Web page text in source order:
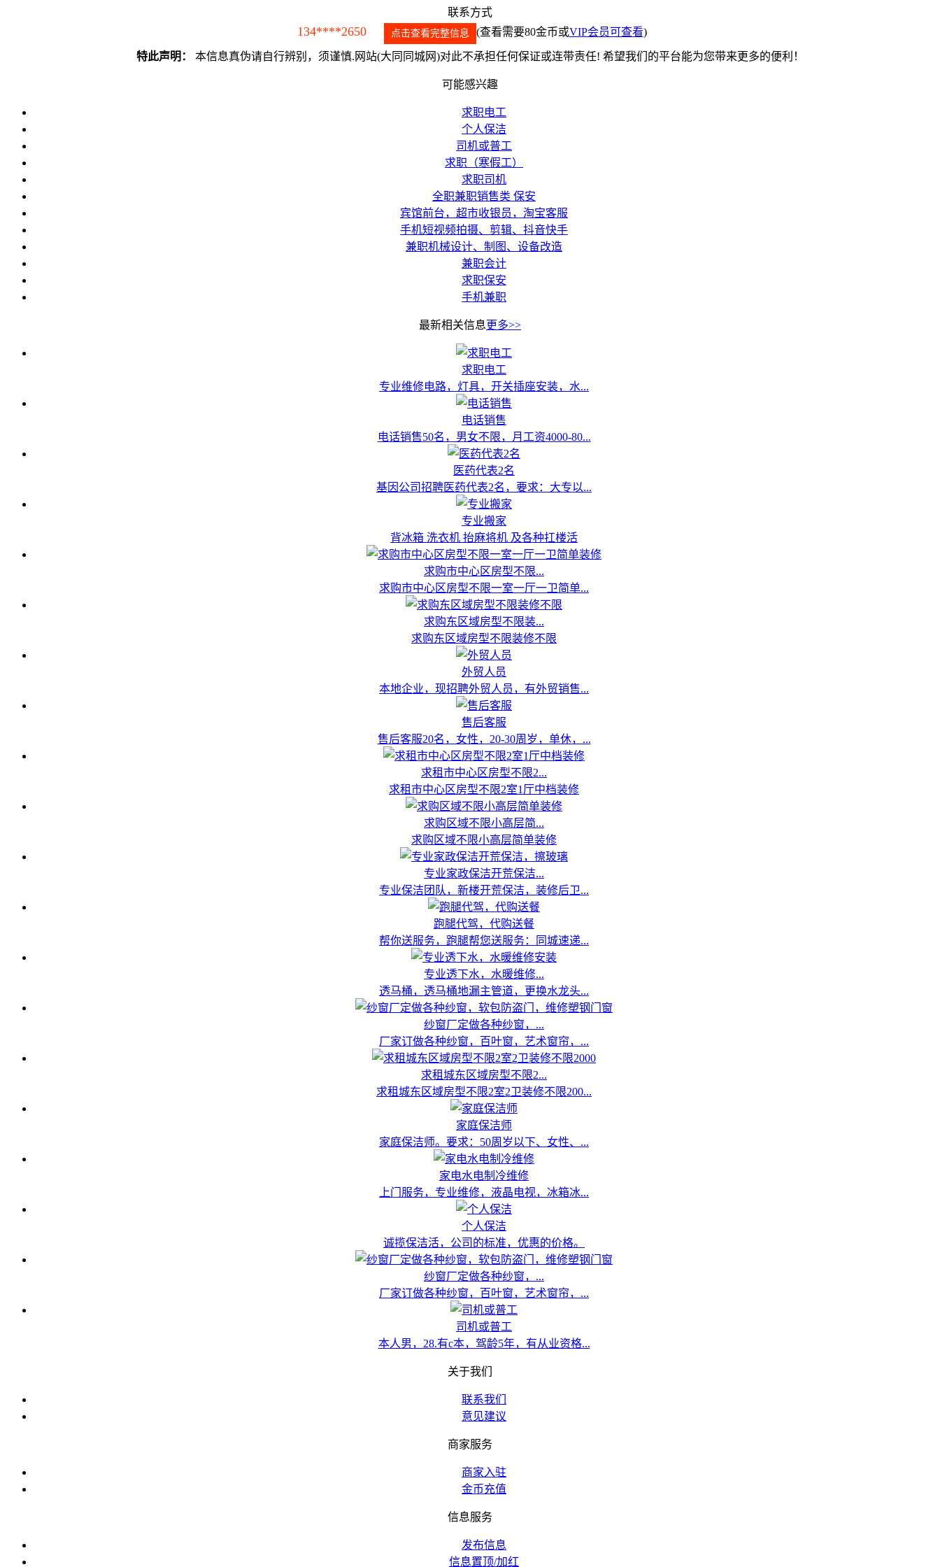
联系方式
134****2650 点击查看完整信息 (查看需要80金币或VIP会员可查看)
特此声明： 本信息真伪请自行辨别，须谨慎.网站(大同同城网)对此不承担任何保证或连带责任! 希望我们的平台能为您带来更多的便利！
可能感兴趣
求职电工
个人保洁
司机或普工
求职（寒假工）
求职司机
全职兼职销售类 保安
宾馆前台，超市收银员，淘宝客服
手机短视频拍摄、剪辑、抖音快手
兼职机械设计、制图、设备改造
兼职会计
求职保安
手机兼职
最新相关信息更多>>
求职电工
专业维修电路，灯具，开关插座安装，水...
电话销售
电话销售50名，男女不限，月工资4000-80...
医药代表2名
基因公司招聘医药代表2名，要求：大专以...
专业搬家
背冰箱 洗衣机 抬麻将机 及各种扛楼活
求购市中心区房型不限...
求购市中心区房型不限一室一厅一卫简单...
求购东区域房型不限装...
求购东区域房型不限装修不限
外贸人员
本地企业，现招聘外贸人员，有外贸销售...
售后客服
售后客服20名，女性，20-30周岁，单休，...
求租市中心区房型不限2...
求租市中心区房型不限2室1厅中档装修
求购区域不限小高层简...
求购区域不限小高层简单装修
专业家政保洁开荒保洁...
专业保洁团队，新楼开荒保洁，装修后卫...
跑腿代驾，代购送餐
帮你送服务，跑腿帮您送服务：同城速递...
专业透下水，水暖维修...
透马桶，透马桶地漏主管道，更换水龙头...
纱窗厂定做各种纱窗，...
厂家订做各种纱窗，百叶窗，艺术窗帘，...
求租城东区域房型不限2...
求租城东区域房型不限2室2卫装修不限200...
家庭保洁师
家庭保洁师。要求：50周岁以下、女性、...
家电水电制冷维修
上门服务，专业维修，液晶电视，冰箱冰...
个人保洁
诚揽保洁活，公司的标准，优惠的价格。
纱窗厂定做各种纱窗，...
厂家订做各种纱窗，百叶窗，艺术窗帘，...
司机或普工
本人男，28.有c本，驾龄5年，有从业资格...
关于我们
联系我们
意见建议
商家服务
商家入驻
金币充值
信息服务
发布信息
信息置顶/加红